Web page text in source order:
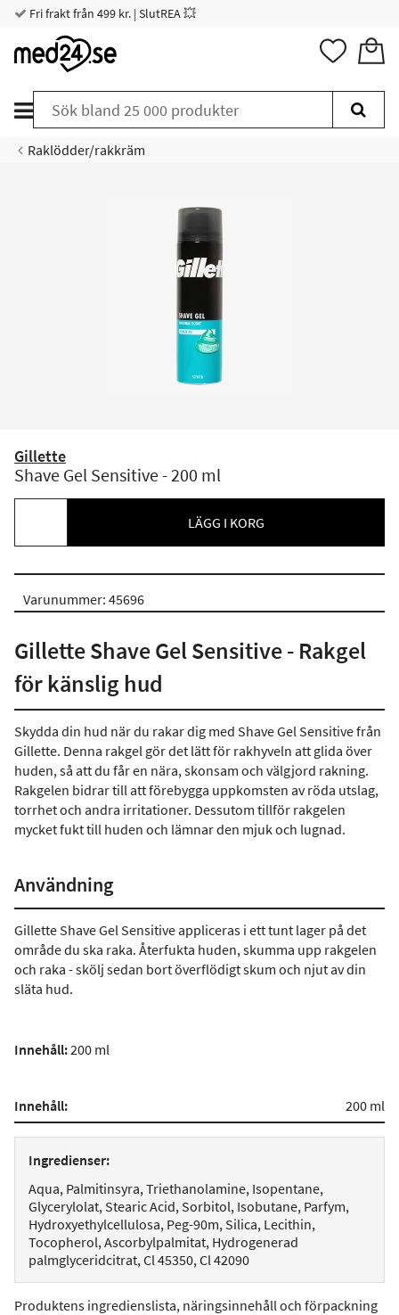
Fri frakt från 499 kr. | SlutREA 💥
Raklödder/rakkräm
Gillette
Shave Gel Sensitive - 200 ml
LÄGG I KORG
Varunummer: 45696
Gillette Shave Gel Sensitive - Rakgel
för känslig hud
Skydda din hud när du rakar dig med Shave Gel Sensitive från
Gillette. Denna rakgel gör det lätt för rakhyveln att glida över
huden, så att du får en nära, skonsam och välgjord rakning.
Rakgelen bidrar till att förebygga uppkomsten av röda utslag,
torrhet och andra irritationer. Dessutom tillför rakgelen
mycket fukt till huden och lämnar den mjuk och lugnad.
Användning
Gillette Shave Gel Sensitive appliceras i ett tunt lager på det
område du ska raka. Återfukta huden, skumma upp rakgelen
och raka - skölj sedan bort överflödigt skum och njut av din
släta hud.
Innehåll:200 ml
Innehåll: 200 ml
Ingredienser:
Aqua, Palmitinsyra, Triethanolamine, Isopentane,
Glycerylolat, Stearic Acid, Sorbitol, Isobutane, Parfym,
Hydroxyethylcellulosa, Peg-90m, Silica, Lecithin,
Tocopherol, Ascorbylpalmitat, Hydrogenerad
palmglyceridcitrat, Cl 45350, Cl 42090
Produktens ingredienslista, näringsinnehåll och förpackning